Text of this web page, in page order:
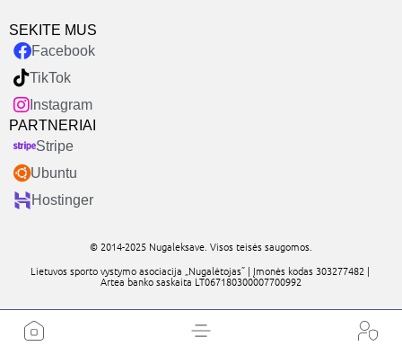
SEKITE MUS
Facebook
TikTok
Instagram
PARTNERIAI
Stripe
Ubuntu
Hostinger
© 2014-2025 Nugaleksave. Visos teisės saugomos.
Lietuvos sporto vystymo asociacija „Nugalėtojas” | Įmonės kodas 303277482 |
Artea banko saskaita LT067180300007700992